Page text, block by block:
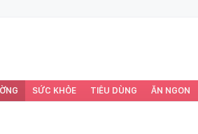
SỨC KHỎE TIÊU DÙNG ĂN NGON